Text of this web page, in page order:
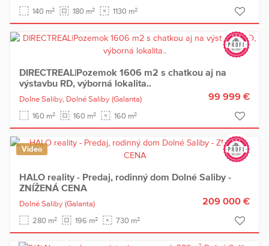
140 m2 180 m2 1130 m2
DIRECTREAL|Pozemok 1606 m2 s chatkou aj na
výstavbu RD, výborná lokalita..
Dolne Saliby, Dolné Saliby (Galanta)
160 m2 160 m2 160 m2
99 999 €
Video
HALO reality - Predaj, rodinný dom Dolné Saliby -
ZNÍŽENÁ CENA
Dolné Saliby (Galanta)
280 m2 196 m2 730 m2
209 000 €